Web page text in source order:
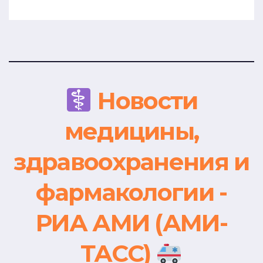
Новости
медицины,
здравоохранения и
фармакологии -
РИА АМИ (АМИ-
ТАСС)